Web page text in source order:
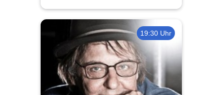
Neuss
19:30 Uhr